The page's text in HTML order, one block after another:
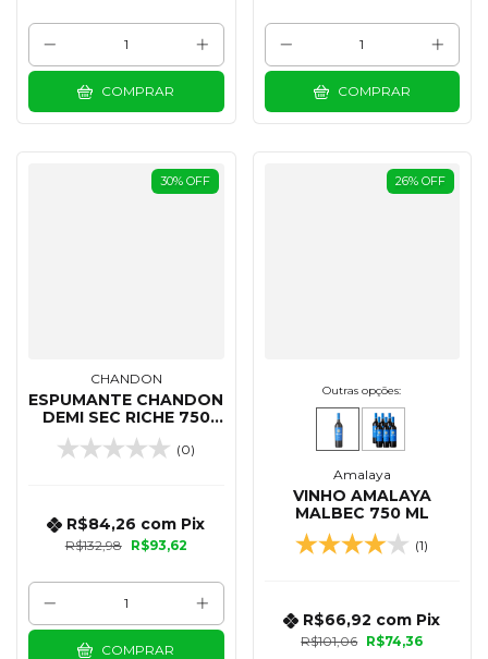
COMPRAR COMPRAR
30% OFF
CHANDON
ESPUMANTE CHANDON
DEMI SEC RICHE 750
ML
(0)
R$132,98 R$93,62
R$84,26 com Pix
COMPRAR
26% OFF
Outras opções:
Amalaya
VINHO AMALAYA
MALBEC 750 ML
(1)
R$101,06 R$74,36
R$66,92 com Pix